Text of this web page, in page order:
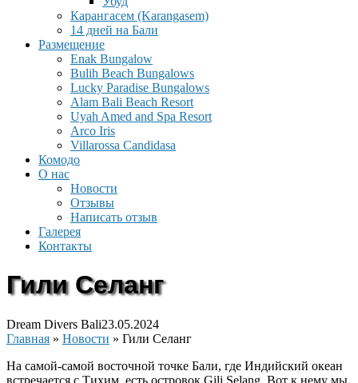
Карангасем (Karangasem)
14 дней на Бали
Размещение
Enak Bungalow
Bulih Beach Bungalows
Lucky Paradise Bungalows
Alam Bali Beach Resort
Uyah Amed and Spa Resort
Arco Iris
Villarossa Candidasa
Комодо
О нас
Новости
Отзывы
Написать отзыв
Галерея
Контакты
Гили Селанг
Dream Divers Bali23.05.2024
Главная » Новости » Гили Селанг
На самой-самой восточной точке Бали, где Индийский океан
встречается с Тихим, есть островок Gili Selang. Вот к нему мы